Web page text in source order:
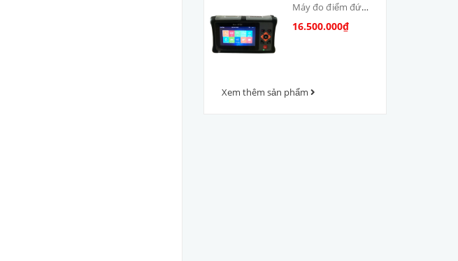
Máy đo điểm đứt
cáp quang OTDR
16.500.000₫
Xem thêm sản phẩm